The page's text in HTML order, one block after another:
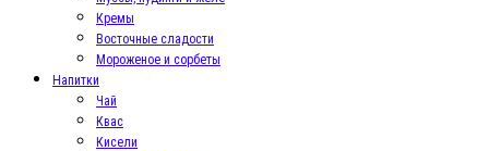
Кремы
Восточные сладости
Мороженое и сорбеты
Напитки
Чай
Квас
Кисели